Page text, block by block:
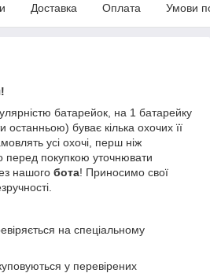
Доставка Оплата Умови
батарейок, на 1 батарейку
буває кілька охочих її
усі охочі, перш ніж
перед покупкою уточнювати
нашого бота! Приносимо свої
на спеціальному
у перевірених